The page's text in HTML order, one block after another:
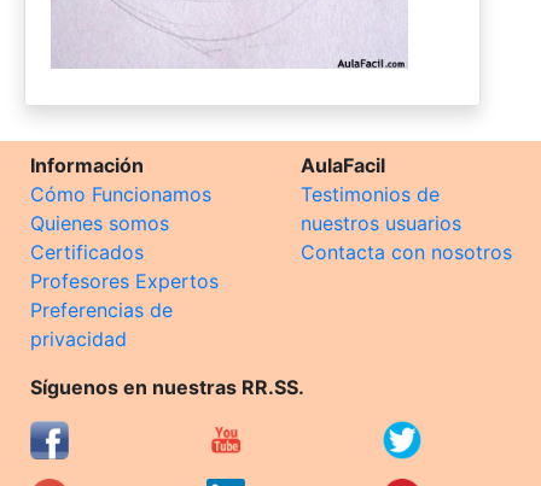
Información
Cómo Funcionamos
Quienes somos
Certificados
Profesores Expertos
Preferencias de
privacidad
AulaFacil
Testimonios de
nuestros usuarios
Contacta con nosotros
Síguenos en nuestras RR.SS.